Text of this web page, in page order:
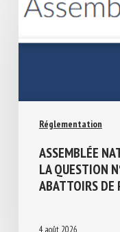
ASSEMBLÉE
À LA